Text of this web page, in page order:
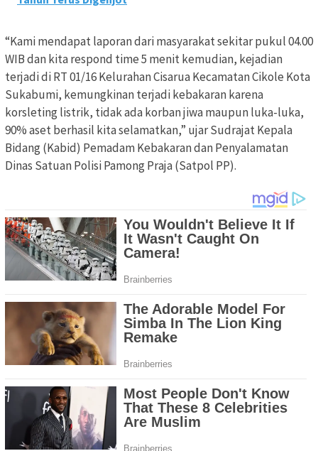
“Kami mendapat laporan dari masyarakat sekitar pukul 04.00
WIB dan kita respond time 5 menit kemudian, kejadian
terjadi di RT 01/16 Kelurahan Cisarua Kecamatan Cikole Kota
Sukabumi, kemungkinan terjadi kebakaran karena
korsleting listrik, tidak ada korban jiwa maupun luka-luka,
90% aset berhasil kita selamatkan,” ujar Sudrajat Kepala
Bidang (Kabid) Pemadam Kebakaran dan Penyalamatan
Dinas Satuan Polisi Pamong Praja (Satpol PP).